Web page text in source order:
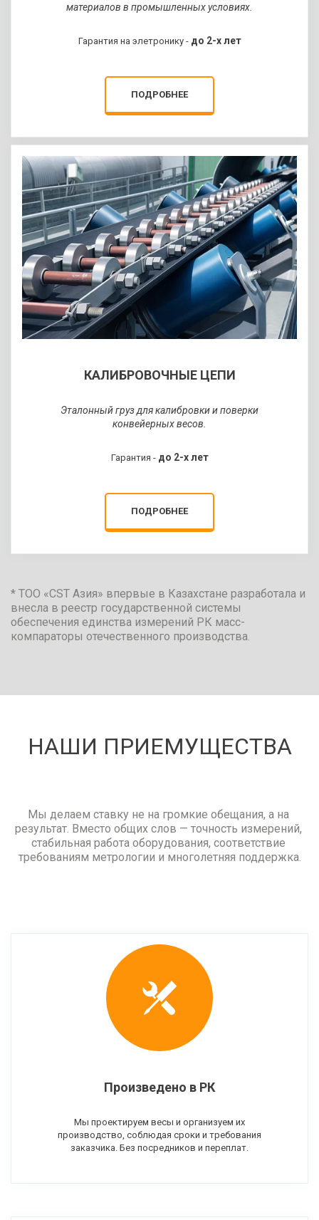
НАДЕЖНОСТЬ В
РЕАЛЬНЫХ
УСЛОВИЯХ
Весы рассчитаны на
интенсивную эксплуатацию и
нагрузка, климат, поток
ЗАПРОСИТЬ КП
материалов в промышленных условиях.
Гарантия на элетронику - до 2-х лет
ПОДРОБНЕЕ
КАЛИБРОВОЧНЫЕ ЦЕПИ
Эталонный груз для калибровки и поверки
конвейерных весов.
Гарантия - до 2-х лет
ПОДРОБНЕЕ
* ТОО «CST Азия» впервые в Казахстане разработала и
внесла в реестр государственной системы
обеспечения единства измерений РК масс-
компараторы отечественного производства.
НАШИ ПРИЕМУЩЕСТВА
Мы делаем ставку не на громкие обещания, а на
результат. Вместо общих слов — точность измерений,
стабильная работа оборудования, соответствие
требованиям метрологии и многолетняя поддержка.
Произведено в РК
Мы проектируем весы и организуем их
производство, соблюдая сроки и требования
заказчика. Без посредников и переплат.